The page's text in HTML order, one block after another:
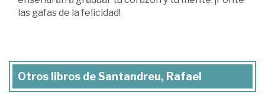
las gafas de la felicidad!
Otros libros de Santandreu, Rafael